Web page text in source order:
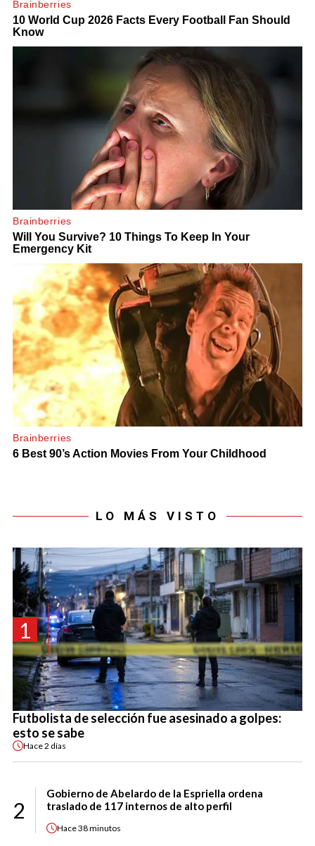
LO MÁS VISTO
1
Futbolista de selección fue asesinado a golpes:
esto se sabe
Hace2 días
2
Gobierno de Abelardo de la Espriella ordena
traslado de 117 internos de alto perfil
Hace38 minutos